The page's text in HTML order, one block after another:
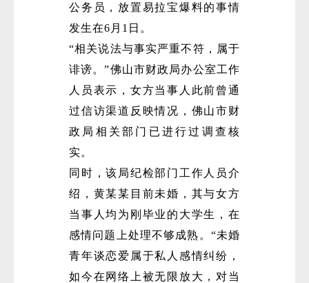
公务员，放置易拉宝爆料的事情
发生在6月1日。
“相关说法与事实严重不符，属于
诽谤。”佛山市财政局办公室工作
人员表示，女方当事人此前曾通
过信访渠道反映情况，佛山市财
政局相关部门已进行过调查核
实。
同时，该局纪检部门工作人员介
绍，黄某某目前未婚，其与女方
当事人均为刚毕业的大学生，在
感情问题上处理不够成熟。“未婚
青年谈恋爱属于私人感情纠纷，
如今在网络上被无限放大，对当